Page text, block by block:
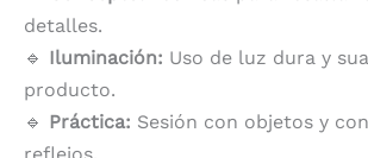
detalles.
🔹 Iluminación: Uso de luz dura y
producto.
🔹 Práctica: Sesión con objetos y